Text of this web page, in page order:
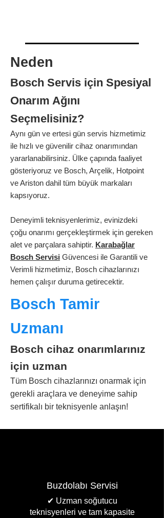
Neden
Bosch Servis için Spesiyal
Onarım Ağını
Seçmelisiniz?
Aynı gün ve ertesi gün servis hizmetimiz
ile hızlı ve güvenilir cihaz onarımından
yararlanabilirsiniz. Ülke çapında faaliyet
gösteriyoruz ve Bosch, Arçelik, Hotpoint
ve Ariston dahil tüm büyük markaları
kapsıyoruz.
Deneyimli teknisyenlerimiz, evinizdeki
çoğu onarımı gerçekleştirmek için gereken
alet ve parçalara sahiptir. Karabağlar
Bosch Servisi Güvencesi ile Garantili ve
Verimli hizmetimiz, Bosch cihazlarınızı
hemen çalışır duruma getirecektir.
Bosch Tamir
Uzmanı
Bosch cihaz onarımlarınız
için uzman
Tüm Bosch cihazlarınızı onarmak için
gerekli araçlara ve deneyime sahip
sertifikalı bir teknisyenle anlaşın!
Buzdolabı Servisi
✔ Uzman soğutucu
teknisyenleri ve tam kapasite